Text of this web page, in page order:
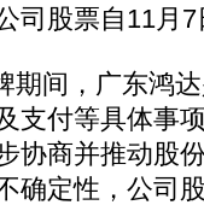
司股票自11月
间，广东鸿达
支付等具体事
协商并推动股
确定性，公司